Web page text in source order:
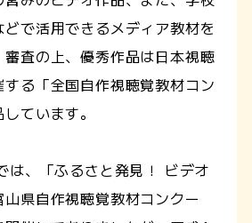
で活用できるメディア教材を
査の上、優秀作品は日本視聴
る「全国自作視聴覚教材コン
ています。
、「ふるさと発見！ ビデオ
県自作視聴覚教材コンクー